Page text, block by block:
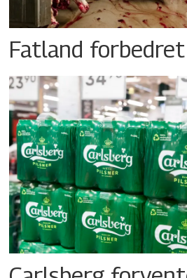
Fatland